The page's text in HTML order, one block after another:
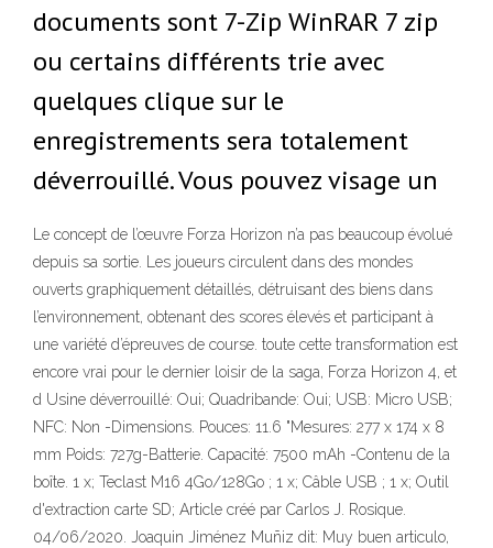
documents sont 7-Zip WinRAR 7 zip
ou certains différents trie avec
quelques clique sur le
enregistrements sera totalement
déverrouillé. Vous pouvez visage un
Le concept de l’œuvre Forza Horizon n’a pas beaucoup évolué
depuis sa sortie. Les joueurs circulent dans des mondes
ouverts graphiquement détaillés, détruisant des biens dans
l’environnement, obtenant des scores élevés et participant à
une variété d’épreuves de course. toute cette transformation est
encore vrai pour le dernier loisir de la saga, Forza Horizon 4, et
d Usine déverrouillé: Oui; Quadribande: Oui; USB: Micro USB;
NFC: Non -Dimensions. Pouces: 11.6 "Mesures: 277 x 174 x 8
mm Poids: 727g-Batterie. Capacité: 7500 mAh -Contenu de la
boîte. 1 x; Teclast M16 4Go/128Go ; 1 x; Câble USB ; 1 x; Outil
d'extraction carte SD; Article créé par Carlos J. Rosique.
04/06/2020. Joaquin Jiménez Muñiz dit: Muy buen articulo,